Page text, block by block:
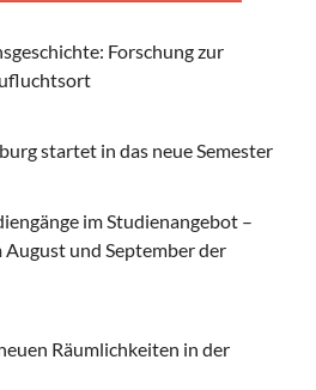
Forschung zur
startet in das neue Semester
im Studienangebot –
und September der
Räumlichkeiten in der